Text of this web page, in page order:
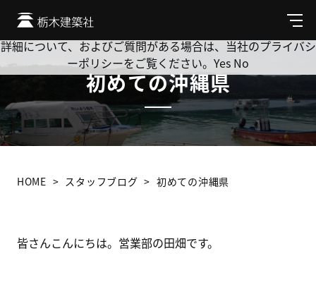
メ
ニ
ュ
初めての沖縄県
HOME スタッフブログ 初めての沖縄県
皆さんこんにちは。営業部の田畑です。
Cookie を使用して、お客様の活動を追跡してもよろしいです
か? 当社ではお客様のプライバシーを極めて重視しています。
詳細について、およびご質問がある場合は、当社のプライバシ
ーポリシーをご覧ください。 Yes No